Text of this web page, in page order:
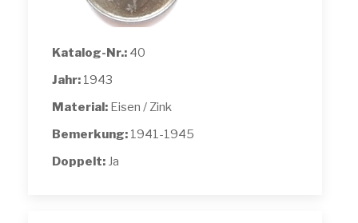
Katalog-Nr.: 40
Jahr: 1943
Material: Eisen / Zink
Bemerkung: 1941-1945
Doppelt: Ja